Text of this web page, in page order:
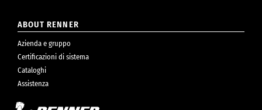
ABOUT RENNER
Azienda e gruppo
Certificazioni di sistema
Cataloghi
Assistenza